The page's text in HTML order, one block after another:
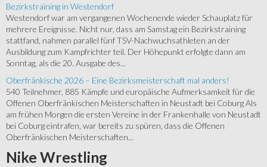
Bezirkstraining in Westendorf
Westendorf war am vergangenen Wochenende wieder Schauplatz für
mehrere Ereignisse. Nicht nur, dass am Samstag ein Bezirkstraining
stattfand, nahmen parallel fünf TSV-Nachwuchsathleten an der
Ausbildung zum Kampfrichter teil. Der Höhepunkt erfolgte dann am
Sonntag, als die 20. Ausgabe des...
Oberfränkische 2026 – Eine Bezirksmeisterschaft mal anders!
540 Teilnehmer, 885 Kämpfe und europäische Aufmerksamkeit für die
Offenen Oberfränkischen Meisterschaften in Neustadt bei Coburg Als
am frühen Morgen die ersten Vereine in der Frankenhalle von Neustadt
bei Coburg eintrafen, war bereits zu spüren, dass die Offenen
Oberfränkischen Meisterschaften...
Nike Wrestling